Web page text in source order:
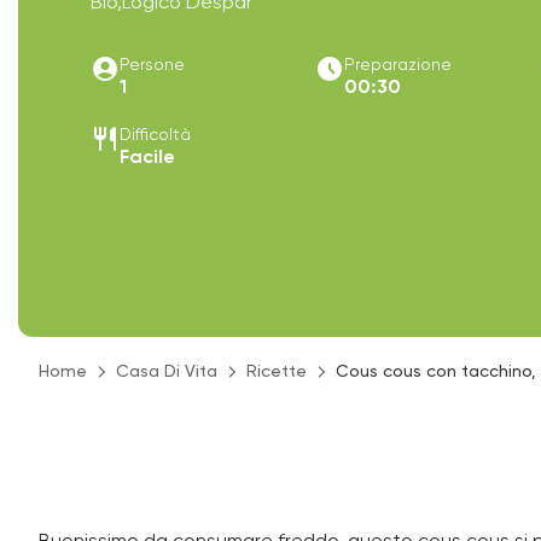
account_circle Persone
1
access_time_filled Preparazione
00:30
restaurant Difficoltà
Facile
Home Casa Di Vita Ricette Cous cous con